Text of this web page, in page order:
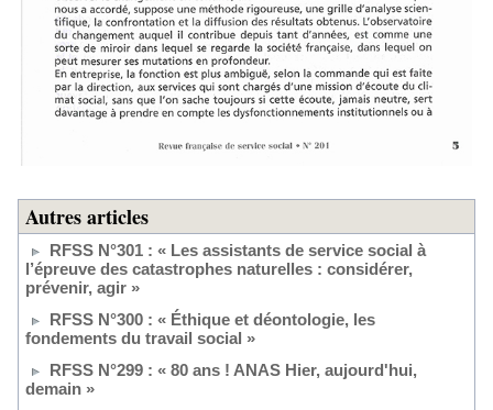
Autres articles
RFSS N°301 : « Les assistants de service social à
l’épreuve des catastrophes naturelles : considérer,
prévenir, agir »
RFSS N°300 : « Éthique et déontologie, les
fondements du travail social »
RFSS N°299 : « 80 ans ! ANAS Hier, aujourd'hui,
demain »